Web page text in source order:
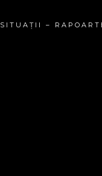
SITUAȚII –